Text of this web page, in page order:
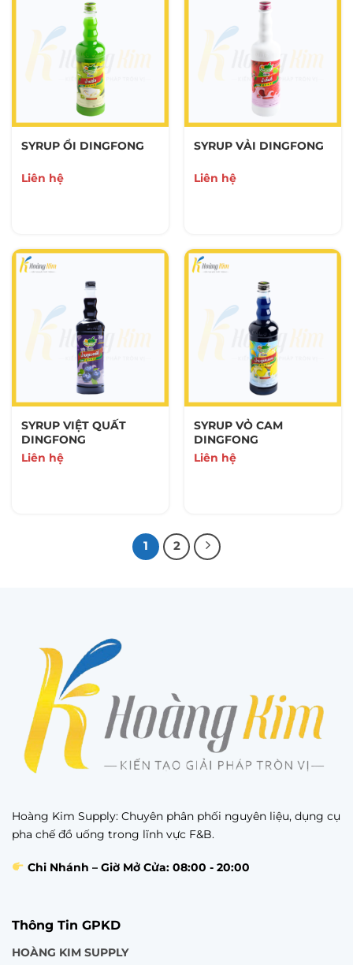
SYRUP ỔI DINGFONG
Liên hệ
SYRUP VẢI DINGFONG
Liên hệ
SYRUP VIỆT QUẤT
DINGFONG
Liên hệ
SYRUP VỎ CAM
DINGFONG
Liên hệ
1 2
Hoàng Kim Supply: Chuyên phân phối nguyên liệu, dụng cụ
pha chế đồ uống trong lĩnh vực F&B.
Chi Nhánh – Giờ Mở Cửa: 08:00 - 20:00
Thông Tin GPKD
HOÀNG KIM SUPPLY